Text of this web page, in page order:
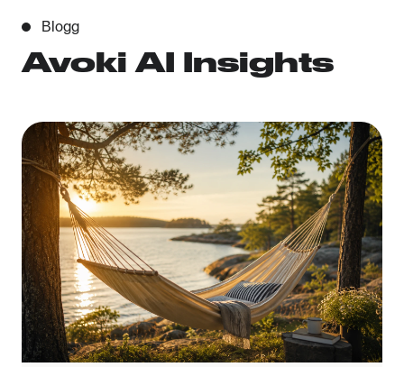
Blogg
Avoki AI Insights